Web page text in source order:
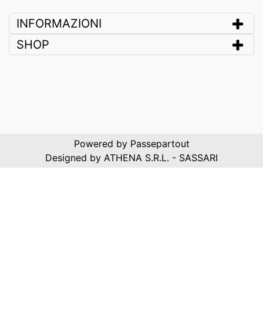
INFORMAZIONI
SHOP
Powered by Passepartout
Designed by ATHENA S.R.L. - SASSARI